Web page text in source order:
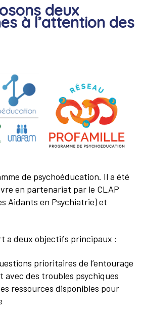
deux
à l’attention des
de psychoéducation. Il a été
en partenariat par le CLAP
Aidants en Psychiatrie) et
a deux objectifs principaux :
prioritaires de l’entourage
avec des troubles psychiques
ressources disponibles pour